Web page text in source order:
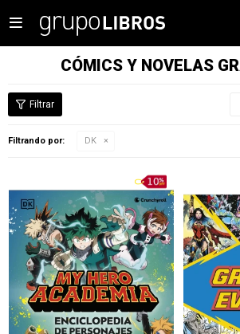

CÓMICS Y NOVELAS
Filtrando por: DK